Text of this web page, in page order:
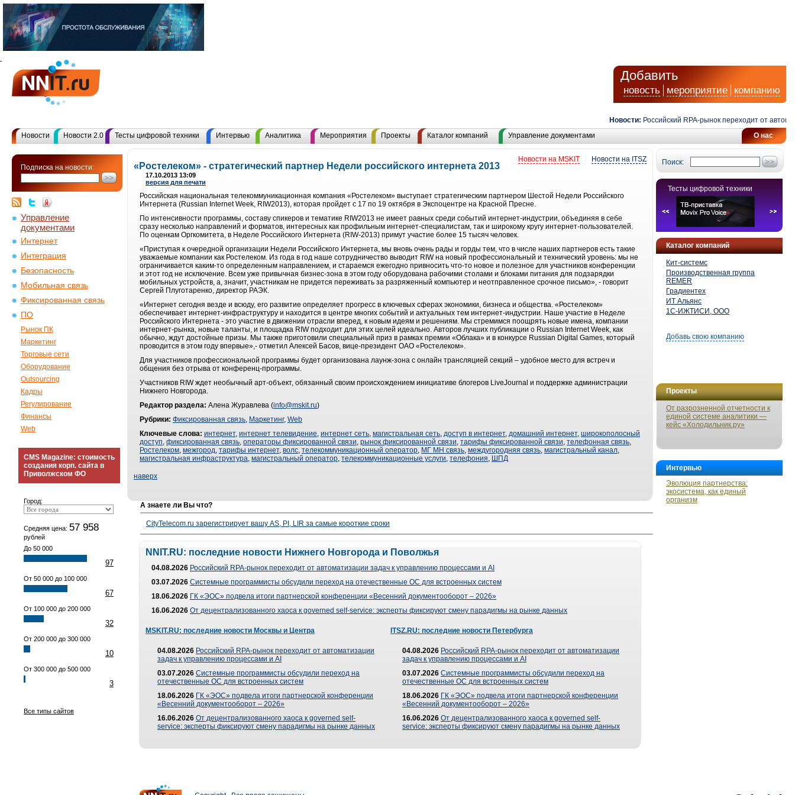
Добавить
новость мероприятие компанию
Новости: Российский RPA-рынок переходит от
О нас
Новости Новости 2.0 Тесты цифровой техники Интервью Аналитика Мероприятия Проекты Каталог компаний Управление документами
Подписка на новости:
Управление
документами
Интернет
Интеграция
Безопасность
Мобильная связь
Фиксированная связь
ПО
Рынок ПК
Маркетинг
Торговые сети
Оборудование
Outsourcing
Кадры
Регулирование
Финансы
Web
CMS Magazine: стоимость
создания корп. сайта в
Приволжском ФО
Город:
Средняя цена: 57 958
рублей
До 50 000
97
От 50 000 до 100 000
67
От 100 000 до 200 000
32
От 200 000 до 300 000
10
От 300 000 до 500 000
3
Все типы сайтов
Поиск:
Тесты цифровой техники
Каталог компаний
Кит-системс
Производственная группа
REMER
Градиентех
ИТ Альянс
1С-ИЖТИСИ, ООО
Добавь свою компанию
Проекты
От разрозненной отчетности к
единой системе аналитики —
кейс «Холодильник.ру»
Интервью
Эволюция партнерства:
экосистема, как единый
организм
Новости на ITSZ
Новости на MSKIT
«Ростелеком» - стратегический партнер Недели российского интернета 2013
17.10.2013 13:09
версия для печати
Российская национальная телекоммуникационная компания «Ростелеком» выступает стратегическим партнером Шестой Недели Российского
Интернета (Russian Internet Week, RIW2013), которая пройдет с 17 по 19 октября в Экспоцентре на Красной Пресне.
По интенсивности программы, составу спикеров и тематике RIW2013 не имеет равных среди событий интернет-индустрии, объединяя в себе
сразу несколько направлений и форматов, интересных как профильным интернет-специалистам, так и широкому кругу интернет-пользователей.
По оценкам Оргкомитета, в Неделе Российского Интернета (RIW-2013) примут участие более 15 тысяч человек.
«Приступая к очередной организации Недели Российского Интернета, мы вновь очень рады и горды тем, что в числе наших партнеров есть такие
уважаемые компании как Ростелеком. Из года в год наше сотрудничество выводит RIW на новый профессиональный и технический уровень: мы не
ограничивается каким-то определенным направлением, и стараемся ежегодно привносить что-то новое и полезное для участников конференции
и этот год не исключение. Всем уже привычная бизнес-зона в этом году оборудована рабочими столами и блоками питания для подзарядки
мобильных устройств, а, значит, участникам не придется переживать за разряженный компьютер и неотправленное срочное письмо», - говорит
Сергей Плуготаренко, директор РАЭК.
«Интернет сегодня везде и всюду, его развитие определяет прогресс в ключевых сферах экономики, бизнеса и общества. «Ростелеком»
обеспечивает интернет-инфраструктуру и находится в центре многих событий и актуальных тем интернет-индустрии. Наше участие в Неделе
Российского Интернета - это участие в движении отрасли вперед, к новым идеям и решениям. Мы стремимся поощрять новые имена, компании
интернет-рынка, новые таланты, и площадка RIW подходит для этих целей идеально. Авторов лучших публикации о Russian Internet Week, как
обычно, ждут достойные призы. Мы также приготовили специальный приз в рамках премии «Облака» и в конкурсе Russian Digital Games, который
проводится в этом году впервые»,- отметил Алексей Басов, вице-президент ОАО «Ростелеком».
Для участников профессиональной программы будет организована лаунж-зона с онлайн трансляцией секций – удобное место для встреч и
общения без отрыва от конференц-программы.
Участников RIW ждет необычный арт-объект, обязанный своим происхождением инициативе блогеров LiveJournal и поддержке администрации
Нижнего Новгорода.
Редактор раздела: Алена Журавлева (info@mskit.ru)
Рубрики: Фиксированная связь, Маркетинг, Web
Ключевые слова: интернет, интернет телевидение, интернет сеть, магистральная сеть, доступ в интернет, домашний интернет, широкополосный
доступ, фиксированная связь, операторы фиксированной связи, рынок фиксированной связи, тарифы фиксированной связи, телефонная связь,
Ростелеком, межгород, тарифы интернет, волс, телекоммуникационный оператор, МГ МН связь, междугородняя связь, магистральный канал,
магистральная инфраструктура, магистральный оператор, телекоммуникационные услуги, телефония, ШПД
наверх
А знаете ли Вы что?
CityTelecom.ru зарегистрирует вашу AS, PI, LIR за самые короткие сроки
NNIT.RU: последние новости Нижнего Новгорода и Поволжья
04.08.2026 Российский RPA-рынок переходит от автоматизации задач к управлению процессами и AI
03.07.2026 Системные программисты обсудили переход на отечественные ОС для встроенных систем
18.06.2026 ГК «ЭОС» подвела итоги партнерской конференции «Весенний документооборот – 2026»
16.06.2026 От децентрализованного хаоса к governed self-service: эксперты фиксируют смену парадигмы на рынке данных
MSKIT.RU: последние новости Москвы и Центра
04.08.2026 Российский RPA-рынок переходит от автоматизации
задач к управлению процессами и AI
03.07.2026 Системные программисты обсудили переход на
отечественные ОС для встроенных систем
18.06.2026 ГК «ЭОС» подвела итоги партнерской конференции
«Весенний документооборот – 2026»
16.06.2026 От децентрализованного хаоса к governed self-
service: эксперты фиксируют смену парадигмы на рынке данных
ITSZ.RU: последние новости Петербурга
04.08.2026 Российский RPA-рынок переходит от автоматизации
задач к управлению процессами и AI
03.07.2026 Системные программисты обсудили переход на
отечественные ОС для встроенных систем
18.06.2026 ГК «ЭОС» подвела итоги партнерской конференции
«Весенний документооборот – 2026»
16.06.2026 От децентрализованного хаоса к governed self-
service: эксперты фиксируют смену парадигмы на рынке данных